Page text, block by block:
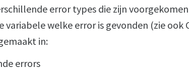
error types die zijn
variabele welke error is gevonden (zie ook
in:
errors